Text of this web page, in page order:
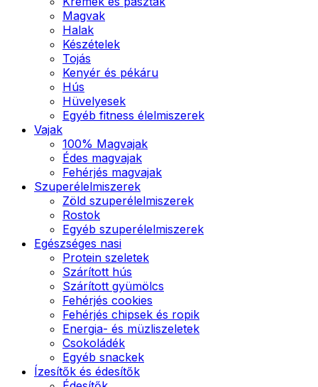
Magvak
Halak
Készételek
Tojás
Kenyér és pékáru
Hús
Hüvelyesek
Egyéb fitness élelmiszerek
Vajak
100% Magvajak
Édes magvajak
Fehérjés magvajak
Szuperélelmiszerek
Zöld szuperélelmiszerek
Rostok
Egyéb szuperélelmiszerek
Egészséges nasi
Protein szeletek
Szárított hús
Szárított gyümölcs
Fehérjés cookies
Fehérjés chipsek és ropik
Energia- és müzliszeletek
Csokoládék
Egyéb snackek
Ízesítők és édesítők